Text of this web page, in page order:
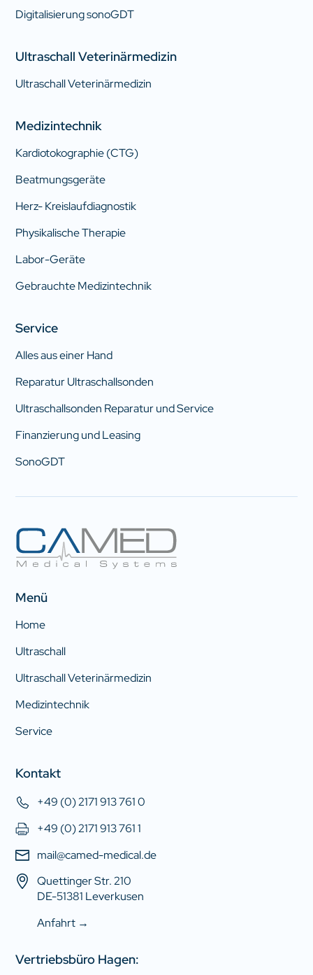
Digitalisierung sonoGDT
Ultraschall Veterinärmedizin
Ultraschall Veterinärmedizin
Medizintechnik
Kardiotokographie (CTG)
Beatmungsgeräte
Herz- Kreislaufdiagnostik
Physikalische Therapie
Labor-Geräte
Gebrauchte Medizintechnik
Service
Alles aus einer Hand
Reparatur Ultraschallsonden
Ultraschallsonden Reparatur und Service
Finanzierung und Leasing
SonoGDT
Menü
Home
Ultraschall
Ultraschall Veterinärmedizin
Medizintechnik
Service
Kontakt
+49 (0) 2171 913 761 0
+49 (0) 2171 913 761 1
mail@camed-medical.de
Quettinger Str. 210
DE-51381 Leverkusen
Anfahrt →
Vertriebsbüro Hagen: